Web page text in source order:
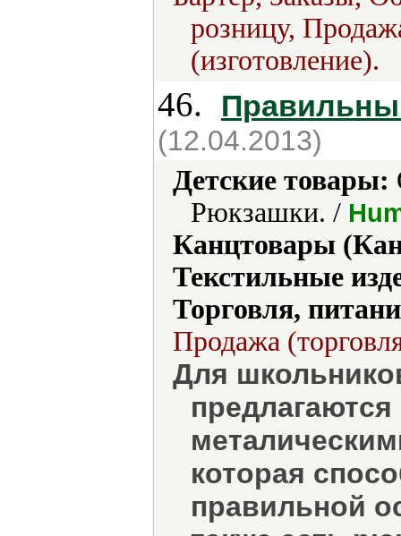
розницу,
(изготовление).
46.
(12.04.2013)
Детские товары:
Рюкзашки. /
Канцтовары
Текстильные
Торговля,
Продажа
Для
которая
правильной